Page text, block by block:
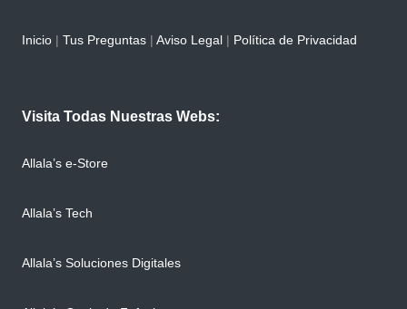
Inicio | Tus Preguntas | Aviso Legal | Política de Privacidad
Visita Todas Nuestras Webs:
Allala’s e-Store
Allala’s Tech
Allala’s Soluciones Digitales